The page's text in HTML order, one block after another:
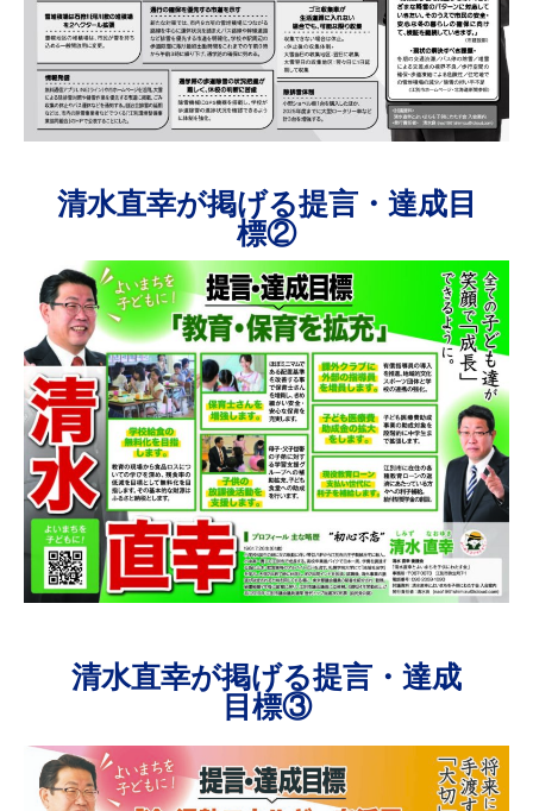
清水直幸が掲げる提言・達成目
標②
清水直幸が掲げる提言・達成
目標③